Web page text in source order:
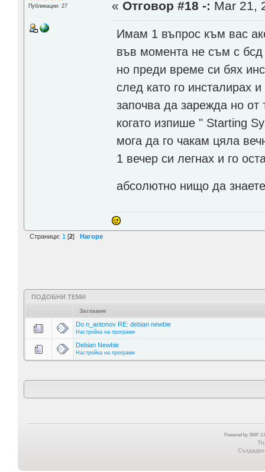
Публикации: 27 « Отговор #18 -: Mar 21,
Имам 1 въпрос към вас
във момента не съм с
но преди време си бях
след като го инсталирах
започва да зарежда но
когато изпише " Starting
мога да го чакам цяла
1 вечер си легнах и го
абсолютно нищо да
Страници: 1 [2] Нагоре
ПОДОБНИ ТЕМИ
Заглавие
Do n_antonov RE: debian newbie
Настройка на програми
Debian Newbie
Настройка на програми
Powered by SMF